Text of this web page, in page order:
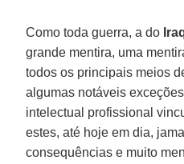
Como toda guerra, a do
grande mentira, uma
todos os principais meios
algumas notáveis
intelectual profissional
estes, até hoje em dia,
consequências e muito